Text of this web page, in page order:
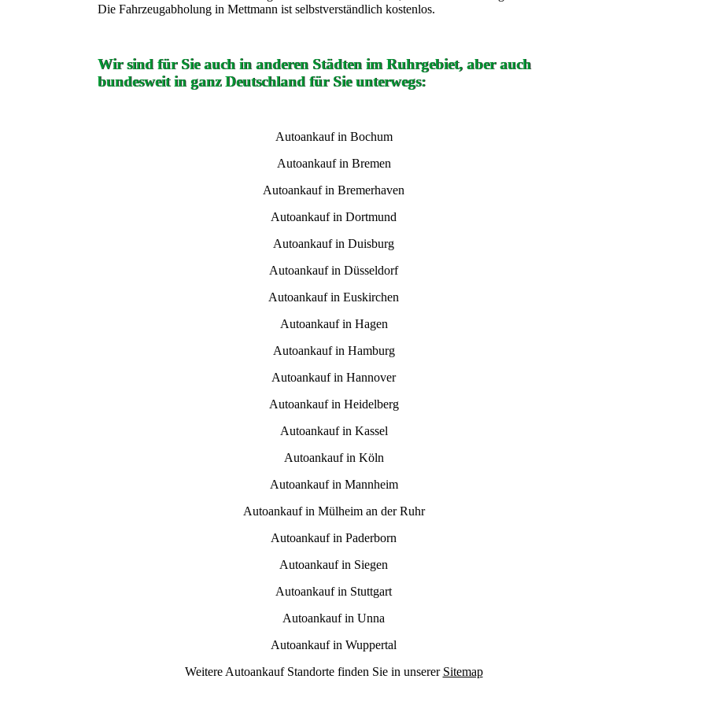
Die Fahrzeugabholung in Mettmann ist selbstverständlich kostenlos.
Wir sind für Sie auch in anderen Städten im Ruhrgebiet, aber auch
bundesweit in ganz Deutschland für Sie unterwegs:
Autoankauf in Bochum
Autoankauf in Bremen
Autoankauf in Bremerhaven
Autoankauf in Dortmund
Autoankauf in Duisburg
Autoankauf in Düsseldorf
Autoankauf in Euskirchen
Autoankauf in Hagen
Autoankauf in Hamburg
Autoankauf in Hannover
Autoankauf in Heidelberg
Autoankauf in Kassel
Autoankauf in Köln
Autoankauf in Mannheim
Autoankauf in Mülheim an der Ruhr
Autoankauf in Paderborn
Autoankauf in Siegen
Autoankauf in Stuttgart
Autoankauf in Unna
Autoankauf in Wuppertal
Weitere Autoankauf Standorte finden Sie in unserer Sitemap